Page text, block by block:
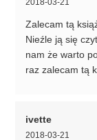
Zalecam tą
Nieźle ją się
nam że warto
raz zalecam tą
ivette
2018-03-21